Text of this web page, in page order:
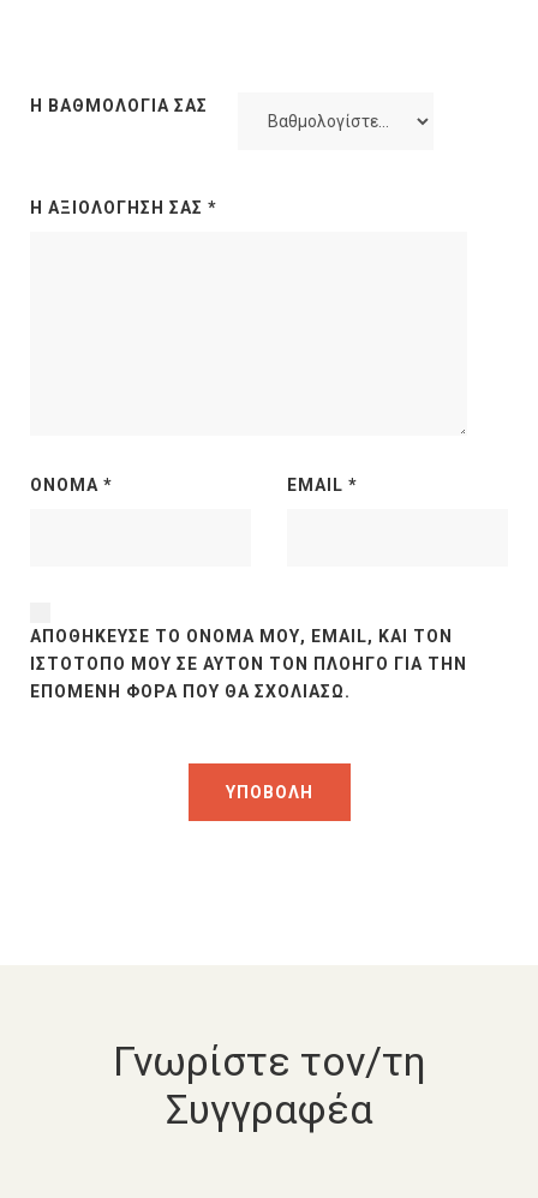
Η ΒΑΘΜΟΛΟΓΊΑ ΣΑΣ
Η ΑΞΙΟΛΌΓΗΣΉ ΣΑΣ *
ΌΝΟΜΑ * EMAIL *
ΑΠΟΘΉΚΕΥΣΕ ΤΟ ΌΝΟΜΆ ΜΟΥ, EMAIL, ΚΑΙ ΤΟΝ
ΙΣΤΌΤΟΠΟ ΜΟΥ ΣΕ ΑΥΤΌΝ ΤΟΝ ΠΛΟΗΓΌ ΓΙΑ ΤΗΝ
ΕΠΌΜΕΝΗ ΦΟΡΆ ΠΟΥ ΘΑ ΣΧΟΛΙΆΣΩ.
Γνωρίστε τον/τη
Συγγραφέα